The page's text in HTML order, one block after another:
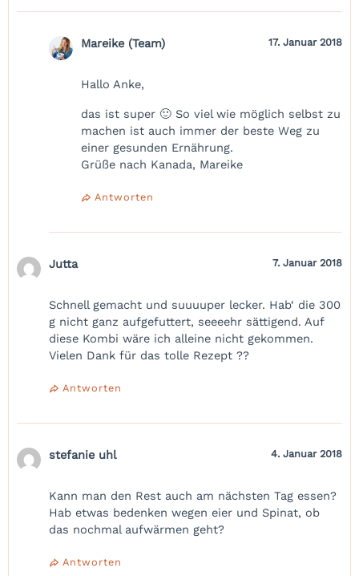
Mareike (Team) 17. Januar 2018
Hallo Anke,
das ist super 🙂 So viel wie möglich selbst zu
machen ist auch immer der beste Weg zu
einer gesunden Ernährung.
Grüße nach Kanada, Mareike
Antworten
Jutta 7. Januar 2018
Schnell gemacht und suuuuper lecker. Hab‘ die 300
g nicht ganz aufgefuttert, seeeehr sättigend. Auf
diese Kombi wäre ich alleine nicht gekommen.
Vielen Dank für das tolle Rezept ??
Antworten
stefanie uhl 4. Januar 2018
Kann man den Rest auch am nächsten Tag essen?
Hab etwas bedenken wegen eier und Spinat, ob
das nochmal aufwärmen geht?
Antworten